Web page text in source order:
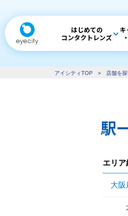
はじめての
コンタクトレンズ
キ
アイシティTOP > 店舗を
駅
エリ
大阪